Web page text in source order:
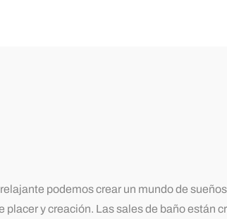
podemos crear un mundo de
placer y creación. Las sales de baño están